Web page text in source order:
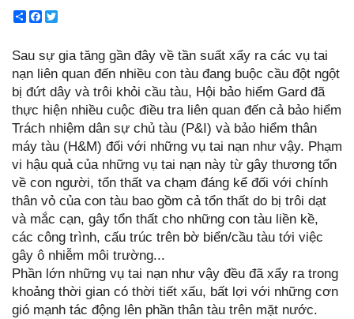
ShareFacebook
Sau sự gia tăng gần đây về tần suất xẩy ra các vụ tai
nạn liên quan đến nhiều con tàu đang buộc cầu đột ngột
bị đứt dây và trôi khỏi cầu tàu, Hội bảo hiểm Gard đã
thực hiện nhiều cuộc điều tra liên quan đến cả bảo hiểm
Trách nhiệm dân sự chủ tàu (P&I) và bảo hiểm thân
máy tàu (H&M) đối với những vụ tai nạn như vậy. Phạm
vi hậu quả của những vụ tai nạn này từ gây thương tổn
về con người, tổn thất va chạm đáng kể đối với chính
thân vỏ của con tàu bao gồm cả tổn thất do bị trôi dạt
và mắc cạn, gây tổn thất cho những con tàu liền kề,
các công trình, cấu trúc trên bờ biển/cầu tàu tới việc
gây ô nhiễm môi trường...
Phần lớn những vụ tai nạn như vậy đều đã xẩy ra trong
khoảng thời gian có thời tiết xấu, bất lợi với những cơn
gió mạnh tác động lên phần thân tàu trên mặt nước.